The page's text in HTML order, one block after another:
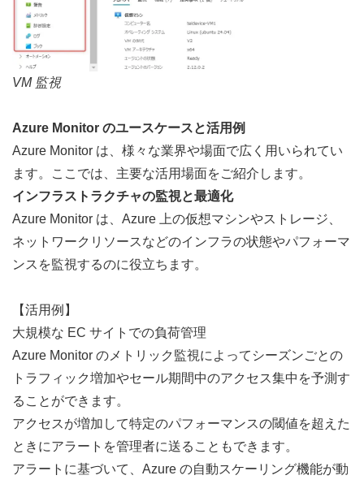
VM 監視
Azure Monitor のユースケースと活用例
Azure Monitor は、様々な業界や場面で広く用いられてい
ます。ここでは、主要な活用場面をご紹介します。
インフラストラクチャの監視と最適化
Azure Monitor は、Azure 上の仮想マシンやストレージ、
ネットワークリソースなどのインフラの状態やパフォーマ
ンスを監視するのに役立ちます。
【活用例】
大規模な EC サイトでの負荷管理
Azure Monitor のメトリック監視によってシーズンごとの
トラフィック増加やセール期間中のアクセス集中を予測す
ることができます。
アクセスが増加して特定のパフォーマンスの閾値を超えた
ときにアラートを管理者に送ることもできます。
アラートに基づいて、Azure の自動スケーリング機能が動